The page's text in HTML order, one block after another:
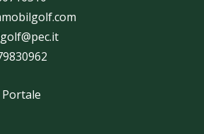
Portale